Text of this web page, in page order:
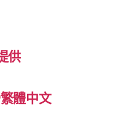
供
體中文